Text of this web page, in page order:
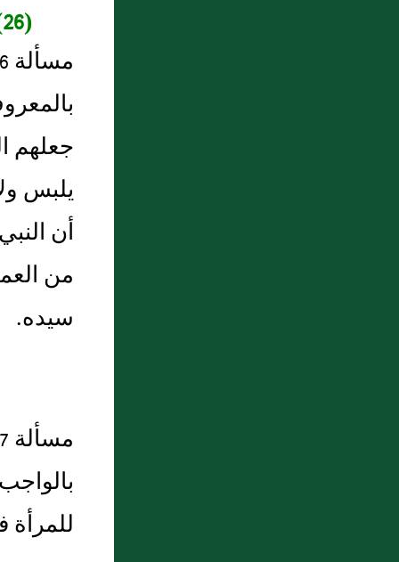
(26) وعلى ملاك المملوكين الإنفاق عليهم وما يحتاجون إليه من مؤنة وكسوة
جعلهم
يلبس
أن
من
سيده.